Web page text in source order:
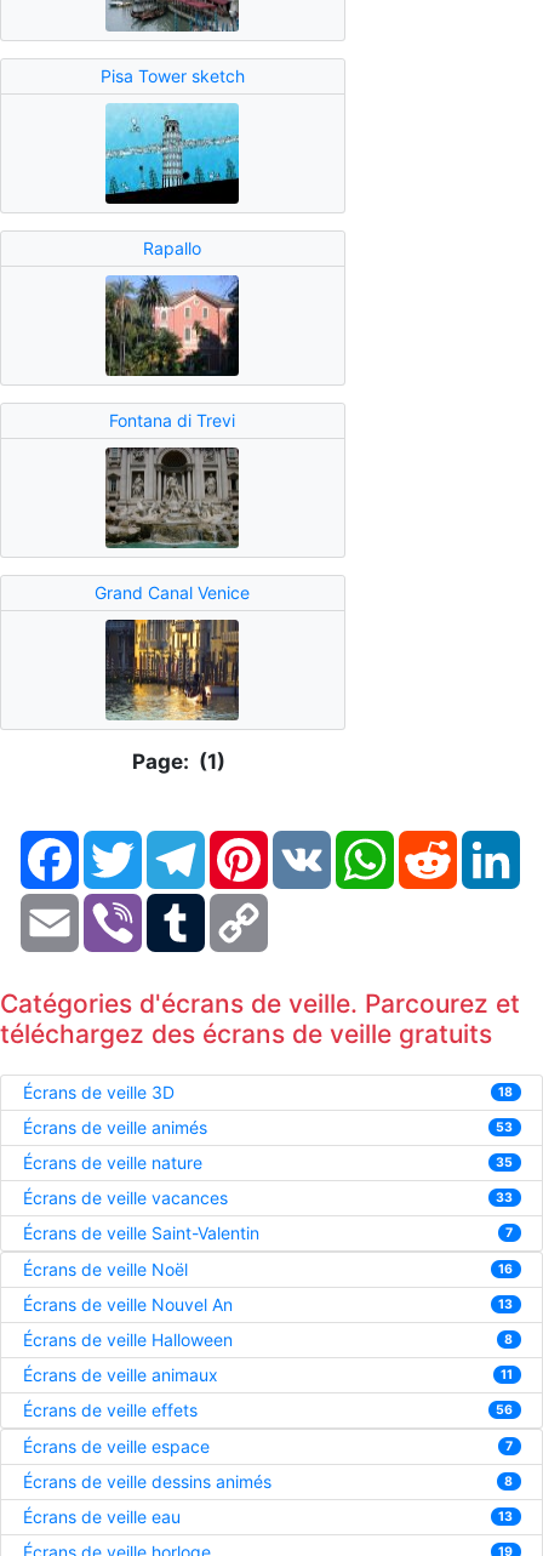
Pisa Tower sketch
Rapallo
Fontana di Trevi
Grand Canal Venice
Page: (1)
FacebookTwitter TelegramPinterestVK WhatsAppReddit
Email Viber Tumblr
Catégories d'écrans de veille. Parcourez et
téléchargez des écrans de veille gratuits
Écrans de veille 3D 18
Écrans de veille animés 53
Écrans de veille nature 35
Écrans de veille vacances 33
Écrans de veille Saint-Valentin 7
Écrans de veille Noël 16
Écrans de veille Nouvel An 13
Écrans de veille Halloween 8
Écrans de veille animaux 11
Écrans de veille effets 56
Écrans de veille espace 7
Écrans de veille dessins animés 8
Écrans de veille eau 13
19